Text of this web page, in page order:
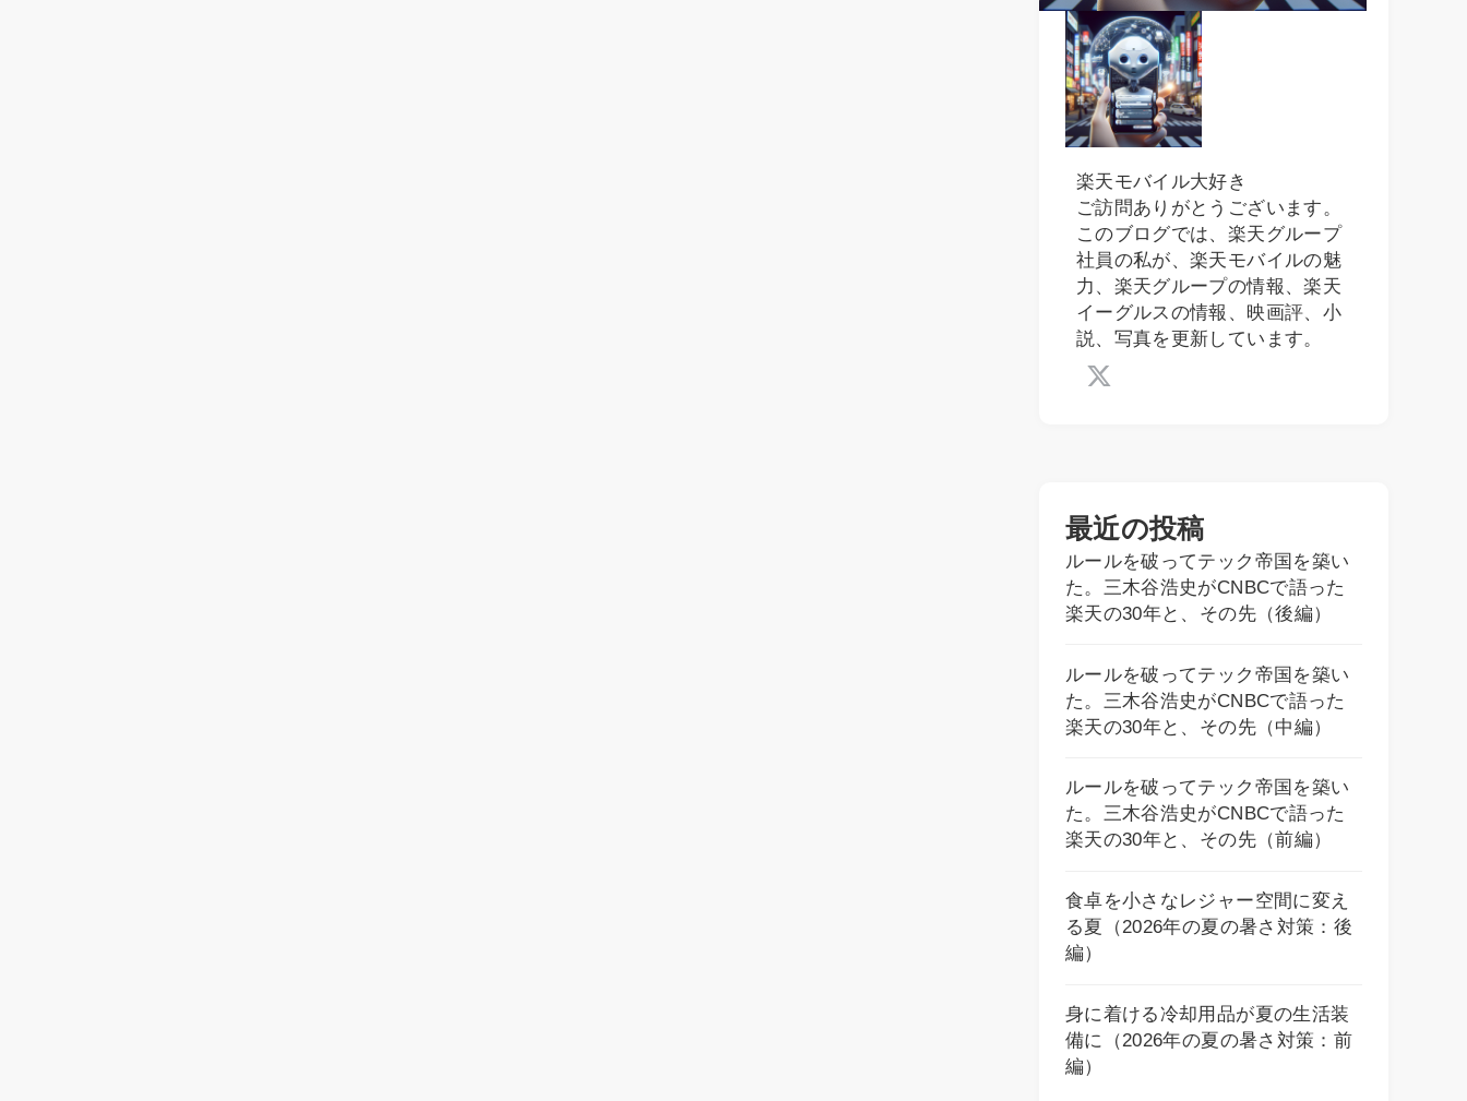
楽天モバイル大好き
ご訪問ありがとうございます。
このブログでは、楽天グループ
社員の私が、楽天モバイルの魅
力、楽天グループの情報、楽天
イーグルスの情報、映画評、小
説、写真を更新しています。
最近の投稿
ルールを破ってテック帝国を築い
た。三木谷浩史がCNBCで語った
楽天の30年と、その先（後編）
ルールを破ってテック帝国を築い
た。三木谷浩史がCNBCで語った
楽天の30年と、その先（中編）
ルールを破ってテック帝国を築い
た。三木谷浩史がCNBCで語った
楽天の30年と、その先（前編）
食卓を小さなレジャー空間に変え
る夏（2026年の夏の暑さ対策：後
編）
身に着ける冷却用品が夏の生活装
備に（2026年の夏の暑さ対策：前
編）